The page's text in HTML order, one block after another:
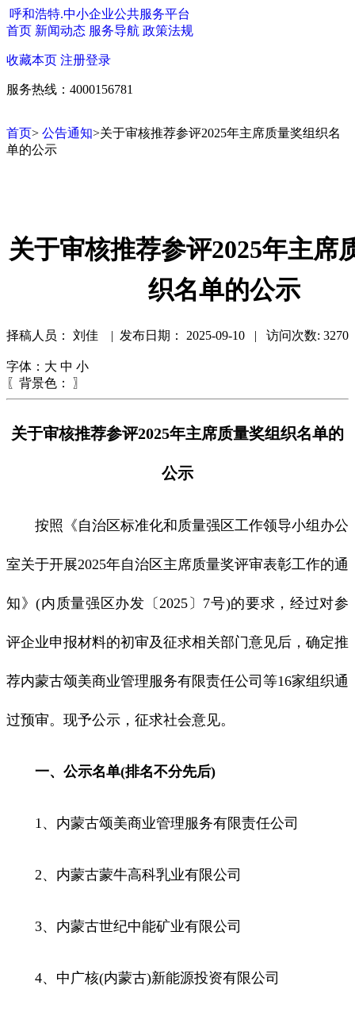
呼和浩特.中小企业公共服务平台
首页 新闻动态 服务导航 政策法规
收藏本页 注册登录
服务热线：4000156781
首页> 公告通知>关于审核推荐参评2025年主席质量奖组织名
单的公示
关于审核推荐参评2025年主席
织名单的公示
择稿人员： 刘佳 | 发布日期： 2025-09-10 | 访问次数: 3270
字体： 大 中 小
〖背景色： 〗
关于审核推荐参评2025年主席质量奖组织名单的
公示
按照《自治区标准化和质量强区工作领导小组办公
室关于开展2025年自治区主席质量奖评审表彰工作的通
知》(内质量强区办发〔2025〕7号)的要求，经过对参
评企业申报材料的初审及征求相关部门意见后，确定推
荐内蒙古颂美商业管理服务有限责任公司等16家组织通
过预审。现予公示，征求社会意见。
一、公示名单(排名不分先后)
1、内蒙古颂美商业管理服务有限责任公司
2、内蒙古蒙牛高科乳业有限公司
3、内蒙古世纪中能矿业有限公司
4、中广核(内蒙古)新能源投资有限公司